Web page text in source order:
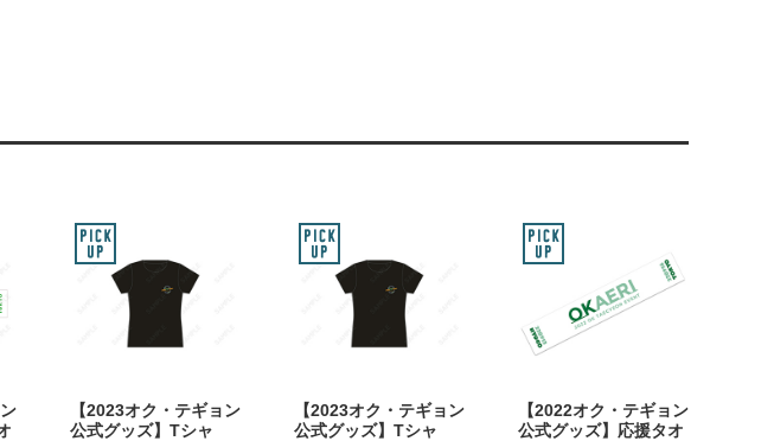
【2023オク・テギョン
公式グッズ】Tシャ
【2023オク・テギョン
公式グッズ】Tシャ
【2022オク・テギョン
公式グッズ】応援タオ